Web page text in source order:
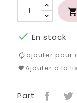

 En stock
ajouter pour
Ajouter à la
Part